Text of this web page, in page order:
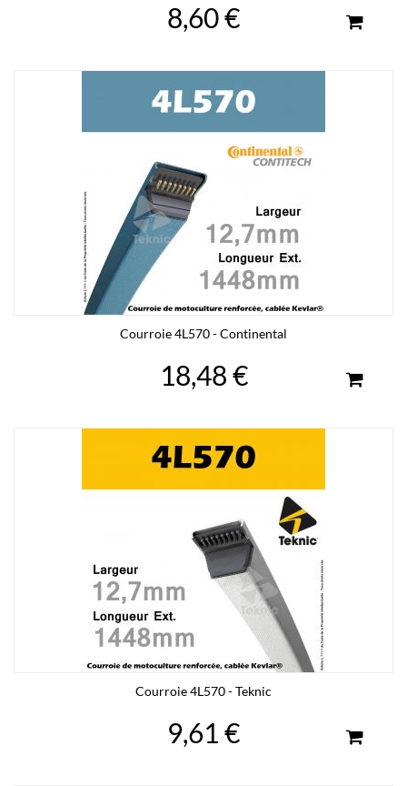
8,60 €
Courroie 4L570 - Continental
18,48 €
Courroie 4L570 - Teknic
9,61 €